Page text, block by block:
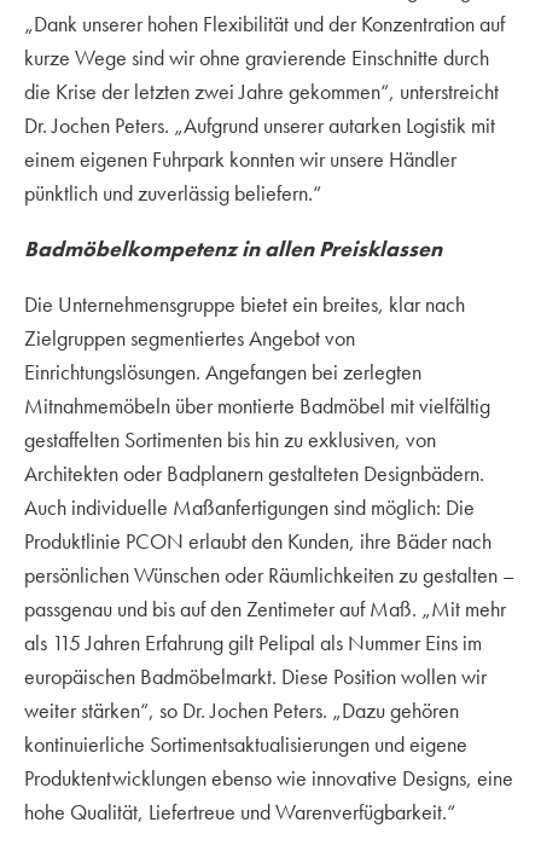
„Dank unserer hohen Flexibilität und der Konzentration auf
kurze Wege sind wir ohne gravierende Einschnitte durch
die Krise der letzten zwei Jahre gekommen“, unterstreicht
Dr. Jochen Peters. „Aufgrund unserer autarken Logistik mit
einem eigenen Fuhrpark konnten wir unsere Händler
pünktlich und zuverlässig beliefern.“
Badmöbelkompetenz in allen Preisklassen
Die Unternehmensgruppe bietet ein breites, klar nach
Zielgruppen segmentiertes Angebot von
Einrichtungslösungen. Angefangen bei zerlegten
Mitnahmemöbeln über montierte Badmöbel mit vielfältig
gestaffelten Sortimenten bis hin zu exklusiven, von
Architekten oder Badplanern gestalteten Designbädern.
Auch individuelle Maßanfertigungen sind möglich: Die
Produktlinie PCON erlaubt den Kunden, ihre Bäder nach
persönlichen Wünschen oder Räumlichkeiten zu gestalten –
passgenau und bis auf den Zentimeter auf Maß. „Mit mehr
als 115 Jahren Erfahrung gilt Pelipal als Nummer Eins im
europäischen Badmöbelmarkt. Diese Position wollen wir
weiter stärken“, so Dr. Jochen Peters. „Dazu gehören
kontinuierliche Sortimentsaktualisierungen und eigene
Produktentwicklungen ebenso wie innovative Designs, eine
hohe Qualität, Liefertreue und Warenverfügbarkeit.“